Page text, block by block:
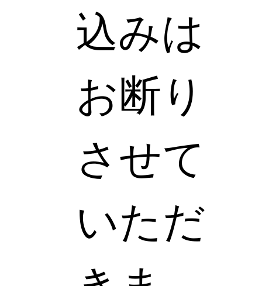
込みは
お断り
させて
いただ